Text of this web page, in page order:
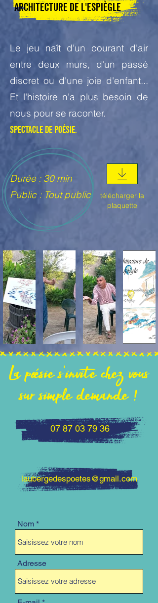
architecture de l'espiègle
Le jeu naît d'un courant d'air
entre deux murs, d'un passé
discret ou d'une joie d'enfant...
Et l'histoire n'a plus besoin de
nous pour se raconter.
Spectacle de poésie.
Durée : 30 min
Public : Tout public
télécharger la
plaquette
La poésie s'invite chez vous
sur simple demande !
07 87 03 79 36
laubergedespoetes@gmail.com
Nom
Adresse